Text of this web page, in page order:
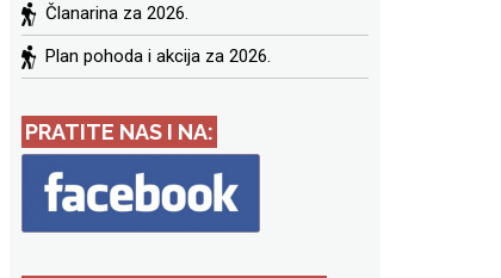
Članarina za 2026.
Plan pohoda i akcija za 2026.
PRATITE NAS I NA: